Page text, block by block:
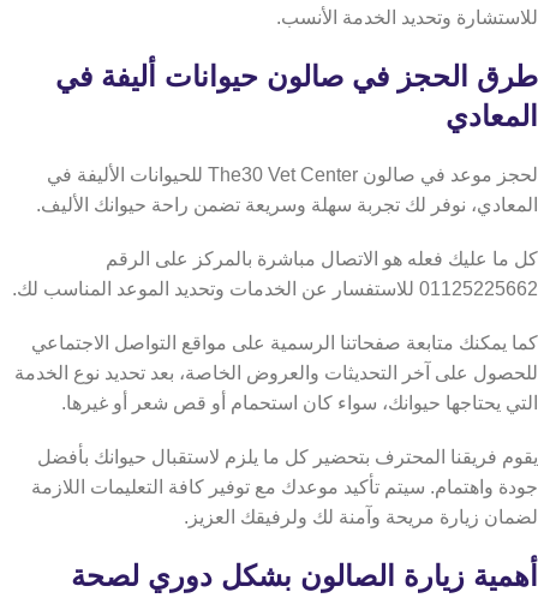
للاستشارة وتحديد الخدمة الأنسب.
طرق الحجز في صالون حيوانات أليفة في
المعادي
لحجز موعد في صالون The30 Vet Center للحيوانات الأليفة في
المعادي، نوفر لك تجربة سهلة وسريعة تضمن راحة حيوانك الأليف.
كل ما عليك فعله هو الاتصال مباشرة بالمركز على الرقم
01125225662 للاستفسار عن الخدمات وتحديد الموعد المناسب لك.
كما يمكنك متابعة صفحاتنا الرسمية على مواقع التواصل الاجتماعي
للحصول على آخر التحديثات والعروض الخاصة، بعد تحديد نوع الخدمة
التي يحتاجها حيوانك، سواء كان استحمام أو قص شعر أو غيرها.
يقوم فريقنا المحترف بتحضير كل ما يلزم لاستقبال حيوانك بأفضل
جودة واهتمام. سيتم تأكيد موعدك مع توفير كافة التعليمات اللازمة
لضمان زيارة مريحة وآمنة لك ولرفيقك العزيز.
أهمية زيارة الصالون بشكل دوري لصحة